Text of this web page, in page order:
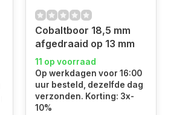
Cobaltboor 18,5 mm
afgedraaid op 13 mm
11 op voorraad
Op werkdagen voor 16:00
uur besteld, dezelfde dag
verzonden. Korting: 3x-
10%